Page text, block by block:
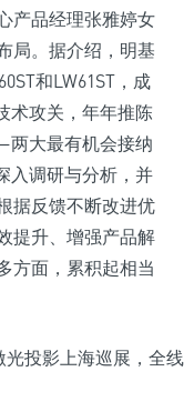
产品经理张雅婷女
局。据介绍，明基
和LW61ST，成
术攻关，年年推陈
大最有机会接纳
调研与分析，并
据反馈不断改进优
提升、增强产品解
方面，累积起相当